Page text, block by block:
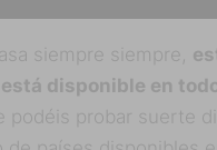
siempre siempre,
disponible en
podéis probar suerte